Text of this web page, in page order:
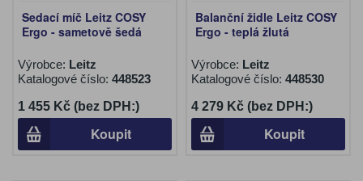
Sedací míč Leitz COSY
Ergo - sametově šedá
Výrobce: Leitz
Katalogové číslo: 448523
1 455 Kč (bez DPH:)
Koupit
Balanční židle Leitz COSY
Ergo - teplá žlutá
Výrobce: Leitz
Katalogové číslo: 448530
4 279 Kč (bez DPH:)
Koupit